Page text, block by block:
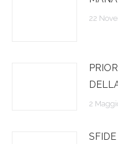
22
2
SFIDE